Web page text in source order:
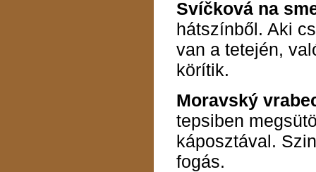
Svíčková na
hátszínből. Aki
van a tetején,
körítik.
Moravský
tepsiben
káposztával.
fogás.